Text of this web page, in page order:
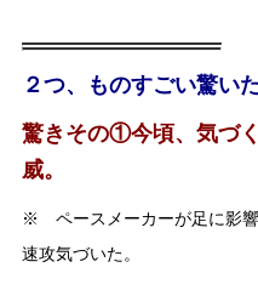
２つ、ものすごい驚い
驚きその①今頃、気づ
威。
※ ペースメーカーが足に影響
速攻気づいた。